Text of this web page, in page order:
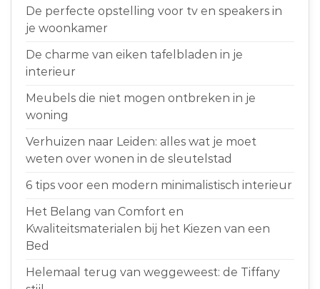
De perfecte opstelling voor tv en speakers in
je woonkamer
De charme van eiken tafelbladen in je
interieur
Meubels die niet mogen ontbreken in je
woning
Verhuizen naar Leiden: alles wat je moet
weten over wonen in de sleutelstad
6 tips voor een modern minimalistisch interieur
Het Belang van Comfort en
Kwaliteitsmaterialen bij het Kiezen van een
Bed
Helemaal terug van weggeweest: de Tiffany